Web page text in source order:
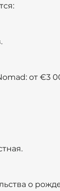
от €3
о